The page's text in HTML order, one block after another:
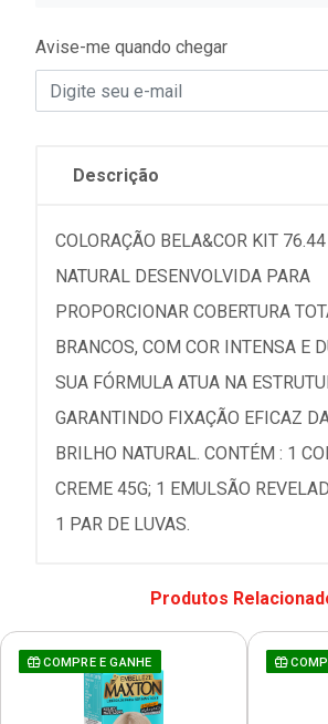
Avise-me quando chegar
Descrição
COLORAÇÃO BELA&COR KIT
NATURAL DESENVOLVIDA PARA
PROPORCIONAR COBERTURA
BRANCOS, COM COR INTENSA E
SUA FÓRMULA ATUA NA
GARANTINDO FIXAÇÃO EFICAZ
BRILHO NATURAL. CONTÉM : 1
CREME 45G; 1 EMULSÃO
1 PAR DE LUVAS.
Produtos
COMPRE E GANHE